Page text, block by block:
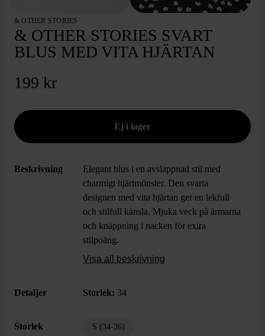
& OTHER STORIES
& OTHER STORIES SVART
BLUS MED VITA HJÄRTAN
199 kr
Beskrivning
Elegant blus i en avslappnad stil med
charmigt hjärtmönster. Den svarta
designen med vita hjärtan ger en lekfull
och stilfull känsla. Mjuka veck på ärmarna
och knäppning i nacken för extra
stilpoäng.
Visa all beskrivning
Detaljer Storlek: 34
Storlek S (34-36)